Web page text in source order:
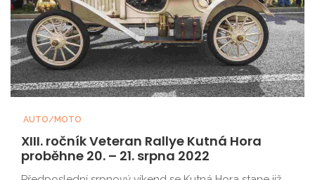
AUTO/MOTO
XIII. ročník Veteran Rallye Kutná Hora
proběhne 20. – 21. srpna 2022